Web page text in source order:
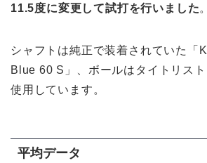
11.5度に変更して試打を行いました。
シャフトは純正で装着されていた「
Blue 60 S」、ボールはタイトリス
使用しています。
平均データ